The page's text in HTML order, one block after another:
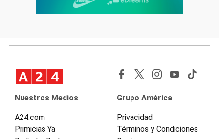
Nuestros Medios
A24.com
Primicias Ya
Grupo América
Privacidad
Términos y Condiciones